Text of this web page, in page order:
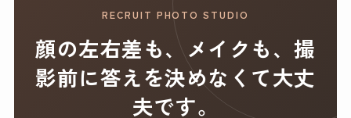
RECRUIT PHOTO STUDIO
顔の左右差も、メイクも、撮
影前に答えを決めなくて大丈
夫です。